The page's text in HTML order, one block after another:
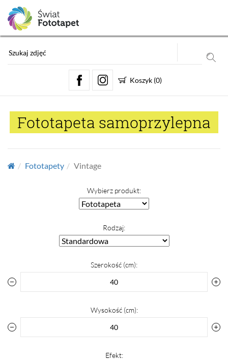
Koszyk (0)
Fototapeta samoprzylepna
Fototapety Vintage
Wybierz produkt:
Rodzaj:
Szerokość (cm):
Wysokość (cm):
Efekt: